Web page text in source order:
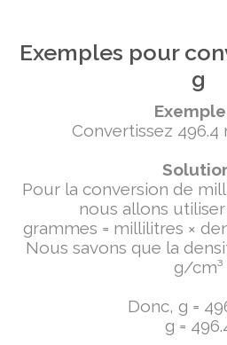
Exemples pour
g
Exemple
Convertissez 496.4
Pour la conversion de
nous allons
grammes = millilitres ×
Nous savons que la
g/cm³
Donc, g =
g =